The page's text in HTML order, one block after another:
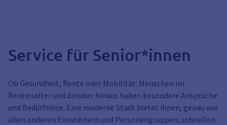
Service für Senior*innen
Ob Gesundheit, Rente oder Mobilität: Menschen im
Rentenalter und darüber hinaus haben besondere Ansprüche
und Bedürfnisse. Eine moderne Stadt bietet ihnen, genau wie
allen anderen Einwohnern und Personengruppen, schnellen